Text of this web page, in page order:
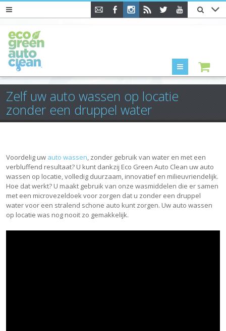
Menu
Zelf uw auto wassen op locatie
zonder een druppel water
Voordelig uw auto wassen, zonder gebruik van water en met een
verbluffend resultaat? U kunt dankzij Eco Green Auto Clean uw auto
wassen op locatie, volledig duurzaam, innovatief en milieuvriendelijk.
Hoe dat werkt? U maakt gebruik van onze wasmiddelen die er samen
met een microvezeldoek voor zorgen dat u zonder een druppel
water voor een stralend schone auto kunt zorgen. Uw auto wassen
op locatie was nog nooit zo gemakkelijk.